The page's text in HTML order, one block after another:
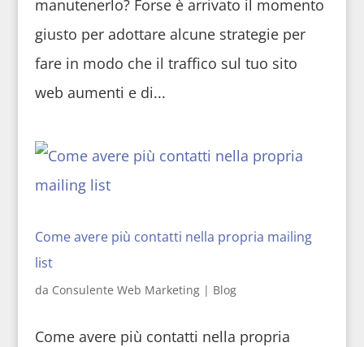
manutenerlo? Forse è arrivato il momento
giusto per adottare alcune strategie per
fare in modo che il traffico sul tuo sito
web aumenti e di...
Come avere più contatti nella propria mailing
list
da Consulente Web Marketing| Blog
Come avere più contatti nella propria